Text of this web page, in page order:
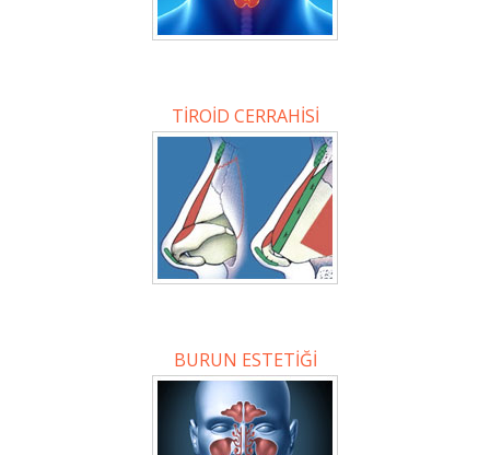
TİROİD CERRAHİSİ
BURUN ESTETİĞİ